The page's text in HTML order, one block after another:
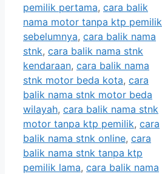
pemilik pertama, cara balik
nama motor tanpa ktp pemilik
sebelumnya, cara balik nama
stnk, cara balik nama stnk
kendaraan, cara balik nama
stnk motor beda kota, cara
balik nama stnk motor beda
wilayah, cara balik nama stnk
motor tanpa ktp pemilik, cara
balik nama stnk online, cara
balik nama stnk tanpa ktp
pemilik lama, cara balik nama